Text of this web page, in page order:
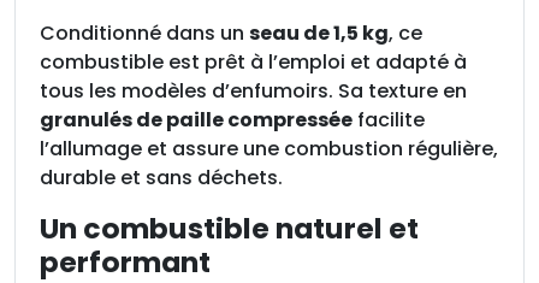
Conditionné dans un seau de 1,5 kg, ce
combustible est prêt à l’emploi et adapté à
tous les modèles d’enfumoirs. Sa texture en
granulés de paille compressée facilite
l’allumage et assure une combustion régulière,
durable et sans déchets.
Un combustible naturel et
performant